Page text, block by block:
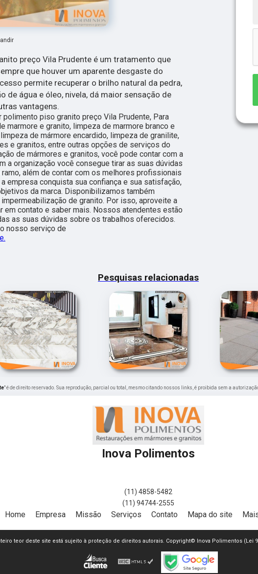
preço Vila Prudente é um tratamento que
que houver um aparente desgaste do
permite recuperar o brilho natural da pedra,
de água e óleo, nivela, dá maior sensação de
vantagens.
polimento piso granito preço Vila Prudente, Para
marmore e granito, limpeza de marmore branco e
de mármore encardido, limpeza de granilite,
e granitos, entre outras opções de serviços do
de mármores e granitos, você pode contar com a
a organização você consegue tirar as suas dúvidas
além de contar com os melhores profissionais
empresa conquista sua confiança e sua satisfação,
da marca. Disponibilizamos também
de granito. Por isso, aproveite a
em contato e saber mais. Nossos atendentes estão
as suas dúvidas sobre os trabalhos oferecidos.
nosso serviço de
Pesquisas relacionadas
" é de direito reservado. Sua reprodução, parcial ou total, mesmo citando nossos links, é proibida sem a
Inova Polimentos
(11) 4858-5482
(11) 94744-2555
Home Empresa Missão Serviços Contato Mapa do site
teor deste site está sujeito à proteção de direitos autorais. Copyright© Inova Polimentos (Lei